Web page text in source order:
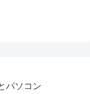
パソコン